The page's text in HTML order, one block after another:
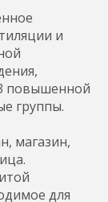
и
повышенной
группы.
магазин,
для